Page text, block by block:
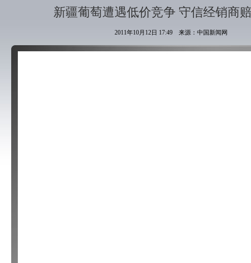
新疆葡萄遭遇低价竞争 守信经销商
2011年10月12日 17:49 来源：中国新闻网